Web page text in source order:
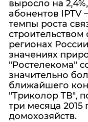
выросло на
абонентов IPTV
темпы роста
регионах
значениях
"Ростелекома"
значительно
ближайшего
"Триколор ТВ",
три месяца 2015
домохозяйств.